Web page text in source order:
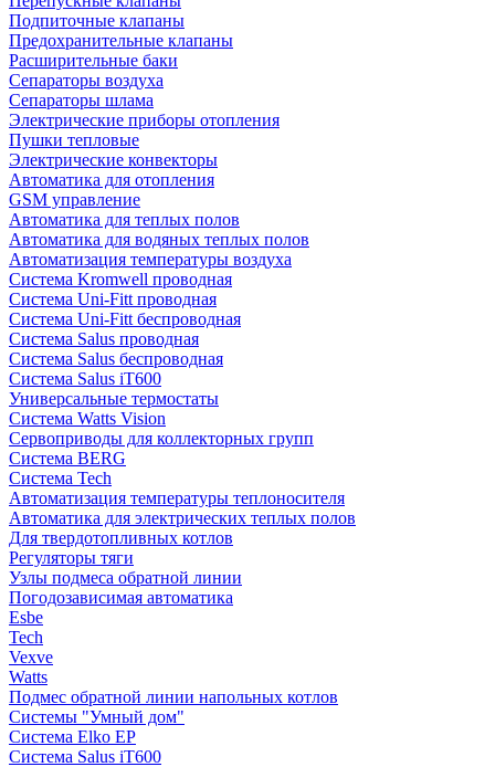
Подпиточные клапаны
Предохранительные клапаны
Расширительные баки
Сепараторы воздуха
Сепараторы шлама
Электрические приборы отопления
Пушки тепловые
Электрические конвекторы
Автоматика для отопления
GSM управление
Автоматика для теплых полов
Автоматика для водяных теплых полов
Автоматизация температуры воздуха
Система Kromwell проводная
Система Uni-Fitt проводная
Система Uni-Fitt беспроводная
Система Salus проводная
Система Salus беспроводная
Система Salus iT600
Универсальные термостаты
Система Watts Vision
Сервоприводы для коллекторных групп
Система BERG
Система Tech
Автоматизация температуры теплоносителя
Автоматика для электрических теплых полов
Для твердотопливных котлов
Регуляторы тяги
Узлы подмеса обратной линии
Погодозависимая автоматика
Esbe
Tech
Vexve
Watts
Подмес обратной линии напольных котлов
Системы "Умный дом"
Система Elko EP
Система Salus iT600